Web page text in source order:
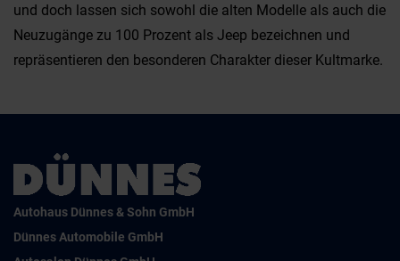
und doch lassen sich sowohl die alten Modelle als auch die
Neuzugänge zu 100 Prozent als Jeep bezeichnen und
repräsentieren den besonderen Charakter dieser Kultmarke.
Autohaus Dünnes & Sohn GmbH
Dünnes Automobile GmbH